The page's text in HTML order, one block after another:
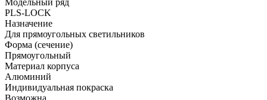
PLS-LOCK
Назначение
Для прямоугольных светильников
Форма (сечение)
Прямоугольный
Материал корпуса
Алюминий
Индивидуальная покраска
Возможна